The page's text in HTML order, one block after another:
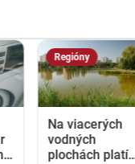
Regióny
Na viacerých
vodných
plochách platí